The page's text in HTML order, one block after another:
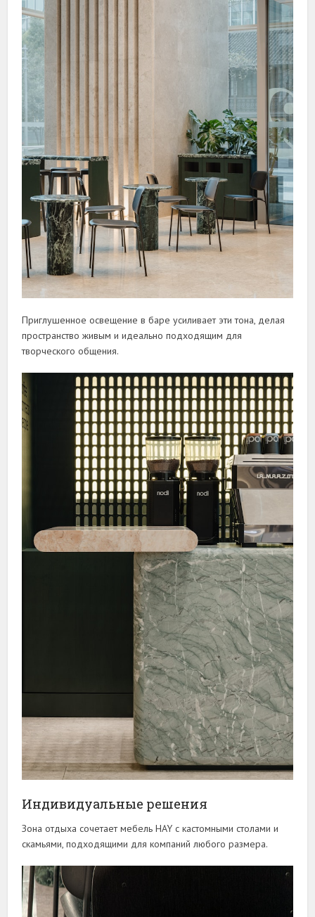
Приглушенное освещение в баре усиливает эти тона, делая
пространство живым и идеально подходящим для
творческого общения.
Индивидуальные решения
Зона отдыха сочетает мебель HAY с кастомными столами и
скамьями, подходящими для компаний любого размера.